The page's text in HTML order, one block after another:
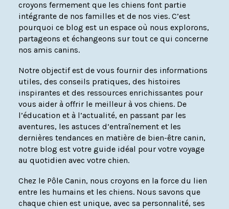
croyons fermement que les chiens font partie
intégrante de nos familles et de nos vies. C’est
pourquoi ce blog est un espace où nous explorons,
partageons et échangeons sur tout ce qui concerne
nos amis canins.
Notre objectif est de vous fournir des informations
utiles, des conseils pratiques, des histoires
inspirantes et des ressources enrichissantes pour
vous aider à offrir le meilleur à vos chiens. De
l’éducation et à l’actualité, en passant par les
aventures, les astuces d’entraînement et les
dernières tendances en matière de bien-être canin,
notre blog est votre guide idéal pour votre voyage
au quotidien avec votre chien.
Chez le Pôle Canin, nous croyons en la force du lien
entre les humains et les chiens. Nous savons que
chaque chien est unique, avec sa personnalité, ses